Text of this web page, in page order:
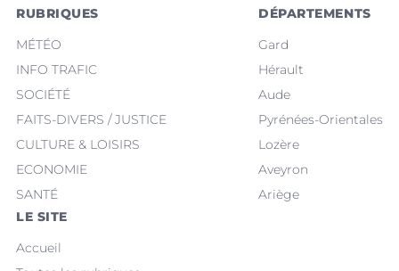
RUBRIQUES
MÉTÉO
INFO TRAFIC
SOCIÉTÉ
FAITS-DIVERS / JUSTICE
CULTURE & LOISIRS
ECONOMIE
SANTÉ
DÉPARTEMENTS
Gard
Hérault
Aude
Pyrénées-Orientales
Lozère
Aveyron
Ariège
LE SITE
Accueil